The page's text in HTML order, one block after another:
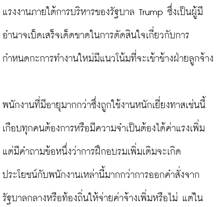
แรงงานภายใต้การบริหารของรัฐบาล Trump ซึ่งเป็นผู้มี
อำนาจเบ็ดเสร็จเด็ดขาดในการตัดสินใจเกี่ยวกับการ
กำหนดกะการทำงานใหม่มีแนวโน้มที่จะเข้าข้างฝ่ายลูกจ้าง
พนักงานที่มีอายุมากกว่าซึ่งถูกใช้งานหนักเยี่ยงทาสเช่นนี้
เกือบทุกคนต้องการหรือมีความจำเป็นต้องได้ค่าแรงเพิ่ม
แต่มีคำถามข้อหนึ่งว่าการฝึกอบรมเพิ่มเติมจะเกิด
ประโยชน์กับพนักงานเหล่านี้มากกว่าการออกคำสั่งจาก
รัฐบาลกลางหรือท้องถิ่นให้จ่ายค่าจ้างเพิ่มหรือไม่ แต่ใน